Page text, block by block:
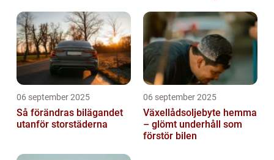
06 september 2025
Så förändras bilägandet
utanför storstäderna
06 september 2025
Växellådsoljebyte hemma
– glömt underhåll som
förstör bilen